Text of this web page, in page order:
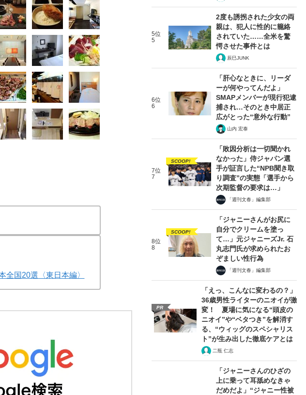
国20選〈東日本編〉
5位
5
2度も誘拐された少女の両
親は、犯人に性的に籠絡
されていた……全米を驚
愕させた事件とは
辰巳JUNK
6位
6
「肝心なときに、リーダ
ーが何やってんだよ」
SMAPメンバーが現行犯逮
捕され…そのとき中居正
広がとった“意外な行動”
山内 宏泰
7位
7
SCOOP!
「敗因分析は一切聞かれ
なかった」侍ジャパン選
手が証言した“NPB聞き取
り調査”の実態「選手から
次期監督の要求は…」
「週刊文春」編集部
8位
8
SCOOP!
「ジャニーさんがお尻に
自分でクリームを塗っ
て…」元ジャニーズJr. 石
丸志門氏が求められたお
ぞましい性行為
「週刊文春」編集部
PR
「えっ、こんなに変わるの？」
36歳男性ライターのニオイが激
変！ 夏場に気になる“頭皮の
ニオイ”や“ベタつき”を解消す
る、“ウィッグのスペシャリス
ト”が生み出した徹底ケアとは
二瓶 仁志
「ジャニーさんのひざの
上に乗って耳舐めなきゃ
だめだよ」“ジャニー性被